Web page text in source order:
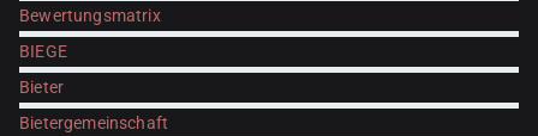
Bewertungsmatrix
BIEGE
Bieter
Bietergemeinschaft